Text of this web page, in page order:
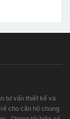
tư vấn thiết kế và
cho căn hộ chung